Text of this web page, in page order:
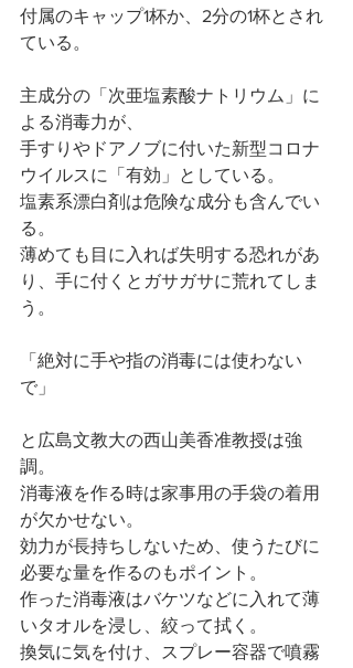
付属のキャップ1杯か、2分の1杯とされ
ている。
主成分の「次亜塩素酸ナトリウム」に
よる消毒力が、
手すりやドアノブに付いた新型コロナ
ウイルスに「有効」としている。
塩素系漂白剤は危険な成分も含んでい
る。
薄めても目に入れば失明する恐れがあ
り、手に付くとガサガサに荒れてしま
う。
「絶対に手や指の消毒には使わない
で」
と広島文教大の西山美香准教授は強
調。
消毒液を作る時は家事用の手袋の着用
が欠かせない。
効力が長持ちしないため、使うたびに
必要な量を作るのもポイント。
作った消毒液はバケツなどに入れて薄
いタオルを浸し、絞って拭く。
換気に気を付け、スプレー容器で噴霧